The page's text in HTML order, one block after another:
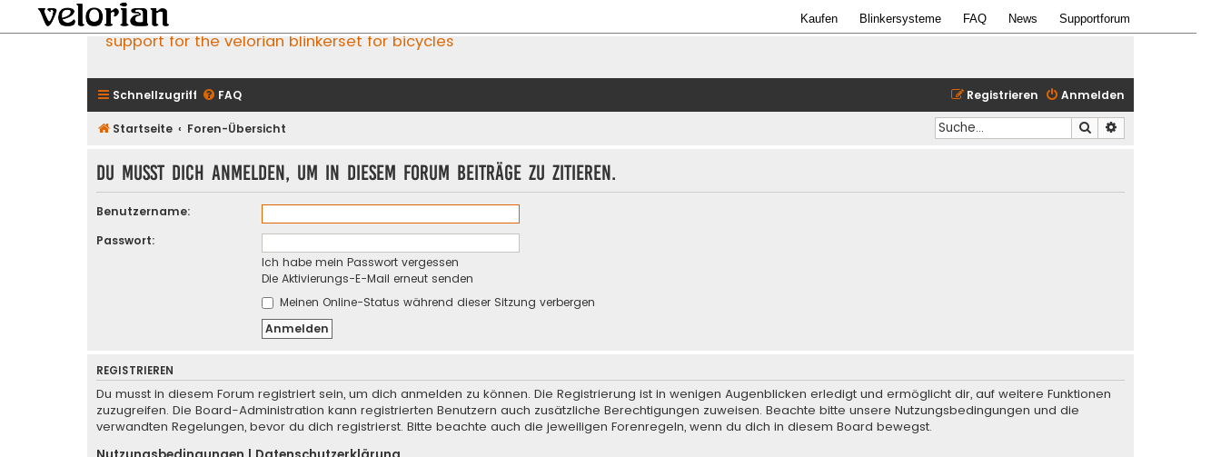
Kaufen Blinkersysteme FAQ News Supportforum
support for the velorian blinkerset for bicycles
Schnellzugriff FAQ Anmelden
Registrieren
Startseite Foren-Übersicht Suche
Du musst dich anmelden, um in diesem Forum Beiträge zu zitieren.
Benutzername:
Passwort:
Ich habe mein Passwort vergessen
Die Aktivierungs-E-Mail erneut senden
Meinen Online-Status während dieser Sitzung verbergen
REGISTRIEREN
Du musst in diesem Forum registriert sein, um dich anmelden zu können. Die Registrierung ist in wenigen Augenblicken erledigt und ermöglicht dir, auf weitere Funktionen
zuzugreifen. Die Board-Administration kann registrierten Benutzern auch zusätzliche Berechtigungen zuweisen. Beachte bitte unsere Nutzungsbedingungen und die
verwandten Regelungen, bevor du dich registrierst. Bitte beachte auch die jeweiligen Forenregeln, wenn du dich in diesem Board bewegst.